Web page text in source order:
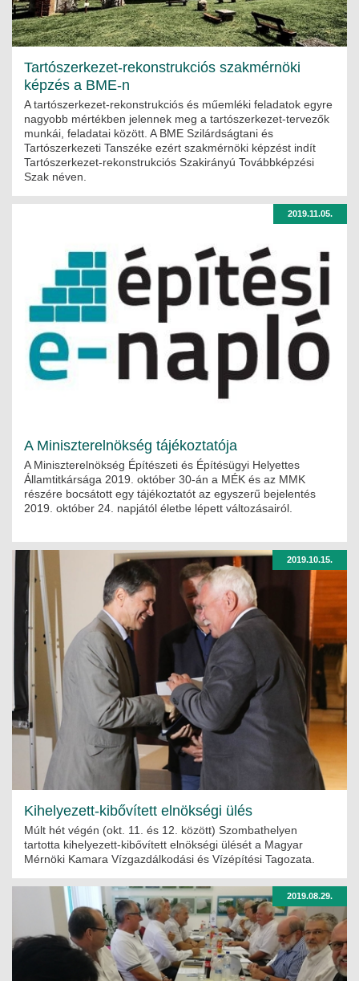
Tartószerkezet-rekonstrukciós szakmérnöki
képzés a BME-n
A tartószerkezet-rekonstrukciós és műemléki feladatok egyre
nagyobb mértékben jelennek meg a tartószerkezet-tervezők
munkái, feladatai között. A BME Szilárdságtani és
Tartószerkezeti Tanszéke ezért szakmérnöki képzést indít
Tartószerkezet-rekonstrukciós Szakirányú Továbbképzési
Szak néven.
2019.11.05.
A Miniszterelnökség tájékoztatója
A Miniszterelnökség Építészeti és Építésügyi Helyettes
Államtitkársága 2019. október 30-án a MÉK és az MMK
részére bocsátott egy tájékoztatót az egyszerű bejelentés
2019. október 24. napjától életbe lépett változásairól.
2019.10.15.
Kihelyezett-kibővített elnökségi ülés
Múlt hét végén (okt. 11. és 12. között) Szombathelyen
tartotta kihelyezett-kibővített elnökségi ülését a Magyar
Mérnöki Kamara Vízgazdálkodási és Vízépítési Tagozata.
2019.08.29.